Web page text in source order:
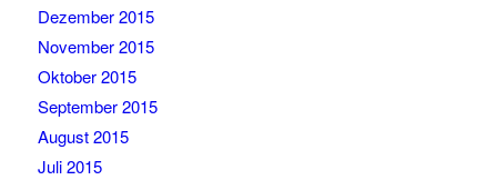
Dezember 2015
November 2015
Oktober 2015
September 2015
August 2015
Juli 2015